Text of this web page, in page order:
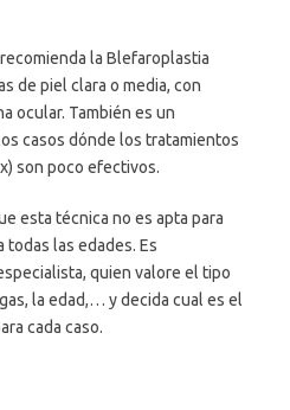
la Blefaroplastia
de piel clara o media, con
ocular. También es un
casos dónde los tratamientos
son poco efectivos.
esta técnica no es apta para
las edades. Es
quien valore el tipo
la edad,… y decida cual es el
cada caso.